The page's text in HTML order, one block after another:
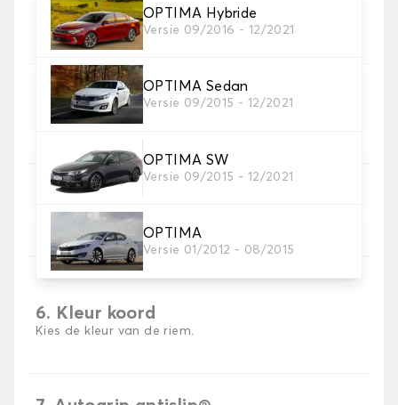
OPTIMA Hybride
Versie 09/2016 - 12/2021
OPTIMA Sedan
Versie 09/2015 - 12/2021
OPTIMA SW
Versie 09/2015 - 12/2021
OPTIMA
Versie 01/2012 - 08/2015
3. Aantal matten
Selecteer het aantal automatten dat je nodig hebt.
4. Tapijt kleuren
Kies de kleur van je tapijt ..
5. Materiaal riem
Kies het materiaal voor de riem.
6. Kleur koord
Kies de kleur van de riem.